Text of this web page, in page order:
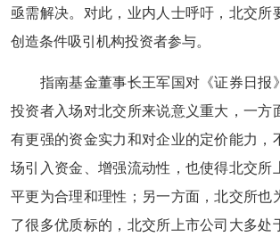
亟需解决。对此，业内人士呼吁，北交所
创造条件吸引机构投资者参与。
指南基金董事长王军国对《证券日报
投资者入场对北交所来说意义重大，一方
有更强的资金实力和对企业的定价能力，
场引入资金、增强流动性，也使得北交所
平更为合理和理性；另一方面，北交所也
了很多优质标的，北交所上市公司大多处